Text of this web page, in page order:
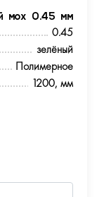
мох 0.45 мм
0.45
зелёный
Полимерное
1200, мм